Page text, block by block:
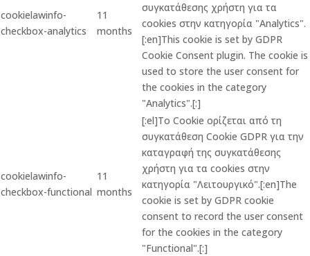
cookielawinfo-
checkbox-analytics
11
months
συγκατάθεσης χρήστη για τα
cookies στην κατηγορία "Analytics".
[:en]This cookie is set by GDPR
Cookie Consent plugin. The cookie is
used to store the user consent for
the cookies in the category
"Analytics".[:]
cookielawinfo-
checkbox-functional
11
months
[:el]Το Cookie ορίζεται από τη
συγκατάθεση Cookie GDPR για την
καταγραφή της συγκατάθεσης
χρήστη για τα cookies στην
κατηγορία "Λειτουργικό".[:en]The
cookie is set by GDPR cookie
consent to record the user consent
for the cookies in the category
"Functional".[:]